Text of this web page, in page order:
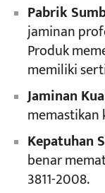
Pabrik
jaminan
Produk
memiliki
Jaminan
Kepatuhan
benar
3811-2008.